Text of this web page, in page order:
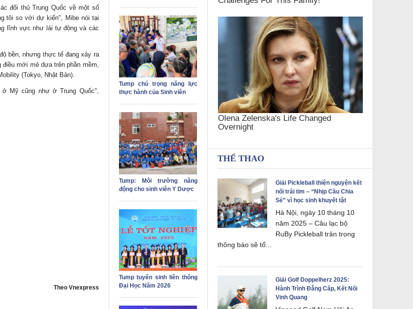
đối thủ Trung Quốc về một số
tôi so với dự kiến", Mibe nói tại
lĩnh vực như lái tự động và các
bền, nhưng thực tế đang xảy ra
mới mẻ dựa trên phần mềm,
(Tokyo, Nhật Bản).
Mỹ cũng như ở Trung Quốc",
Theo Vnexpress
Tump chú trọng năng lực
thực hành của Sinh viên
Tump: Môi trường năng
động cho sinh viên Y Dược
Tump tuyển sinh liên thông
Đại Học Năm 2026
THỂ THAO
Giải Pickleball thiện nguyện kết
nối trái tim – “Nhịp Cầu Chia
Sẻ” vì học sinh khuyết tật
Hà Nội, ngày 10 tháng 10
năm 2025 – Câu lạc bộ
RuBy Pickleball trân trọng
thông báo sẽ tổ...
Giải Golf Doppelherz 2025:
Hành Trình Đẳng Cấp, Kết Nối
Vinh Quang